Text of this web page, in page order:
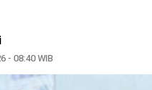
- 08:40 WIB